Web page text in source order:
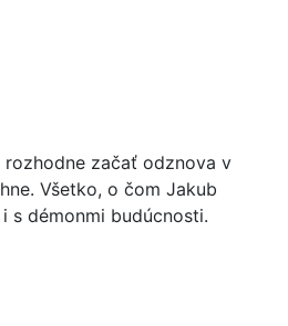
začať odznova v
Všetko, o čom Jakub
s démonmi budúcnosti.